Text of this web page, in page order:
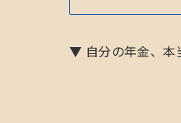
▼ 自分の年金、本